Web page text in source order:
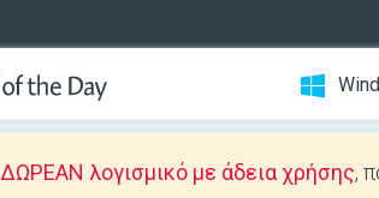
ΔΩΡΕΑΝ λογισμικό με άδεια χρήσης,